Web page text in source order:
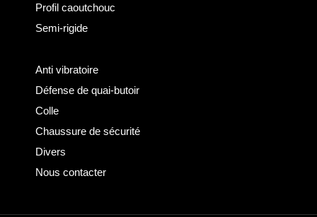
Profil caoutchouc
Semi-rigide
Anti vibratoire
Défense de quai-butoir
Colle
Chaussure de sécurité
Divers
Nous contacter